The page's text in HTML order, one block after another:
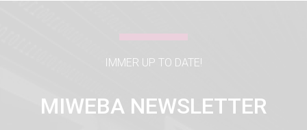
IMMER UP TO DATE!
MIWEBA NEWSLETTER